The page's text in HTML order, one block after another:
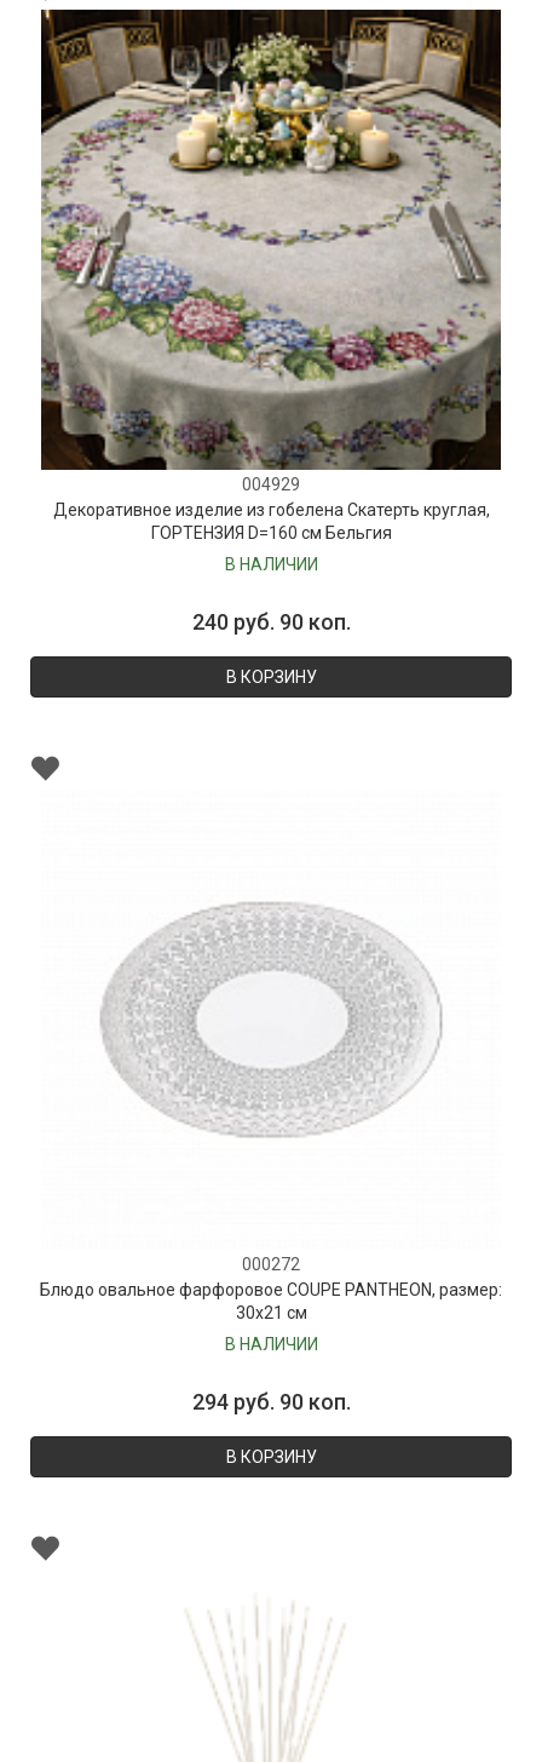
004929
Декоративное изделие из гобелена Скатерть круглая,
ГОРТЕНЗИЯ D=160 см Бельгия
В НАЛИЧИИ
240 руб. 90 коп.
В КОРЗИНУ
000272
Блюдо овальное фарфоровое COUPE PANTHEON, размер:
30х21 см
В НАЛИЧИИ
294 руб. 90 коп.
В КОРЗИНУ